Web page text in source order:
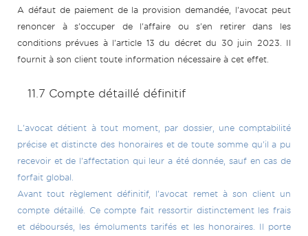
A défaut de paiement de la provision demandée, l'avocat peut
renoncer à s'occuper de l'affaire ou s'en retirer dans les
conditions prévues à l'article 13 du décret du 30 juin 2023. Il
fournit à son client toute information nécessaire à cet effet.
11.7 Compte détaillé définitif
L'avocat détient à tout moment, par dossier, une comptabilité
précise et distincte des honoraires et de toute somme qu'il a pu
recevoir et de l'affectation qui leur a été donnée, sauf en cas de
forfait global.
Avant tout règlement définitif, l'avocat remet à son client un
compte détaillé. Ce compte fait ressortir distinctement les frais
et déboursés, les émoluments tarifés et les honoraires. Il porte